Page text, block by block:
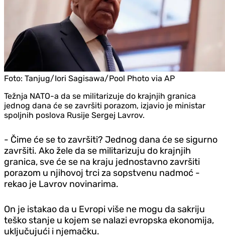
Foto: Tanjug/Iori Sagisawa/Pool Photo via AP
Težnja NATO-a da se militarizuje do krajnjih granica
jednog dana će se završiti porazom, izjavio je ministar
spoljnih poslova Rusije Sergej Lavrov.
- Čime će se to završiti? Jednog dana će se sigurno
završiti. Ako žele da se militarizuju do krajnjih
granica, sve će se na kraju jednostavno završiti
porazom u njihovoj trci za sopstvenu nadmoć -
rekao je Lavrov novinarima.
On je istakao da u Evropi više ne mogu da sakriju
teško stanje u kojem se nalazi evropska ekonomija,
uključujući i njemačku.